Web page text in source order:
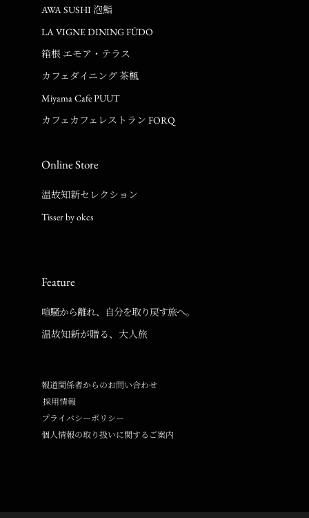
AWA SUSHI 泡鮨
LA VIGNE DINING FÛDO
箱根 エモア・テラス
カフェダイニング 茶楓
Miyama Cafe PUUT
カフェカフェレストラン FORQ
Online Store
温故知新セレクション
Tisser by okcs
Feature
喧騒から離れ、自分を取り戻す旅へ。
温故知新が贈る、大人旅
報道関係者からのお問い合わせ
採用情報
プライバシーポリシー
個人情報の取り扱いに関するご案内